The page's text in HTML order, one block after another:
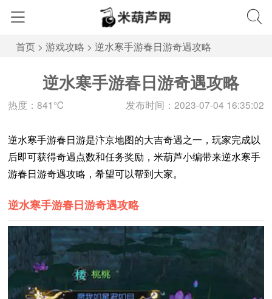
首页 > 游戏攻略 > 逆水寒手游春日游奇遇攻略
逆水寒手游春日游奇遇攻略
热度：841℃ 发布时间：2023-07-04 16:35:02
逆水寒手游春日游是汴京地图的大吉奇遇之一，玩家完成以
后即可获得奇遇点数和任务奖励，米葫芦小编带来逆水寒手
游春日游奇遇攻略，希望可以帮到大家。
逆水寒手游春日游奇遇攻略